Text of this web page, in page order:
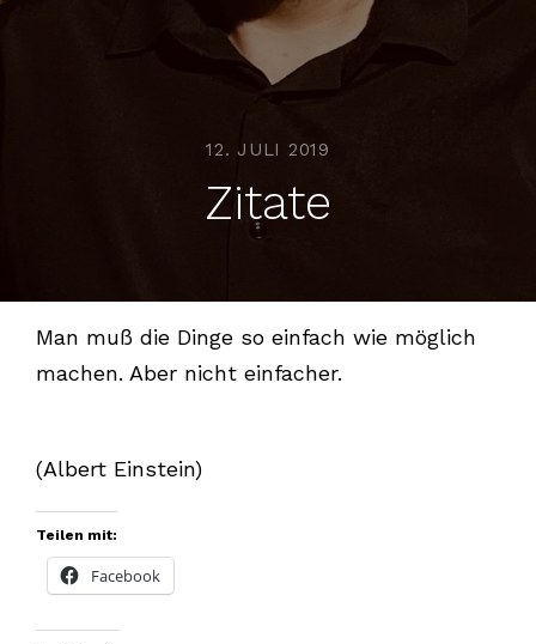
12. JULI 2019
Zitate
Man muß die Dinge so einfach wie möglich
machen. Aber nicht einfacher.
(Albert Einstein)
Teilen mit:
Facebook